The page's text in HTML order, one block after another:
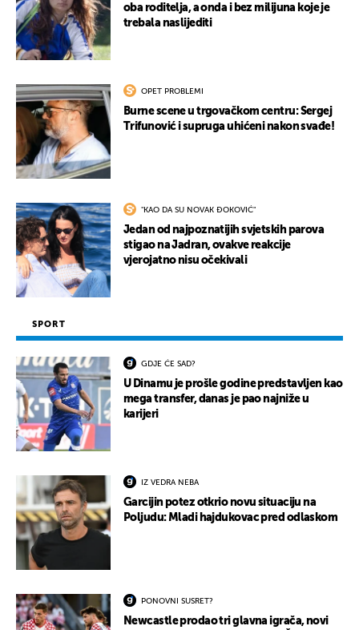
oba roditelja, a onda i bez milijuna koje je
trebala naslijediti
OPET PROBLEMI
Burne scene u trgovačkom centru: Sergej
Trifunović i supruga uhićeni nakon svađe!
"KAO DA SU NOVAK ĐOKOVIĆ"
Jedan od najpoznatijih svjetskih parova
stigao na Jadran, ovakve reakcije
vjerojatno nisu očekivali
SPORT
GDJE ĆE SAD?
U Dinamu je prošle godine predstavljen kao
mega transfer, danas je pao najniže u
karijeri
IZ VEDRA NEBA
Garcijin potez otkrio novu situaciju na
Poljudu: Mladi hajdukovac pred odlaskom
PONOVNI SUSRET?
Newcastle prodao tri glavna igrača, novi